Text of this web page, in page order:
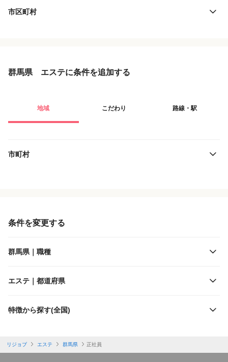
市区町村
群馬県 エステに条件を追加する
地域 こだわり 路線・駅
市町村
条件を変更する
群馬県｜職種
エステ｜都道府県
特徴から探す(全国)
リジョブ エステ 群馬県 正社員